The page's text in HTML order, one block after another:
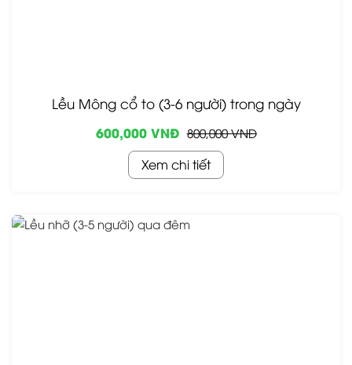
Lều Mông cổ to (3-6 người) trong ngày
600,000 VNĐ 800,000 VNĐ
Xem chi tiết